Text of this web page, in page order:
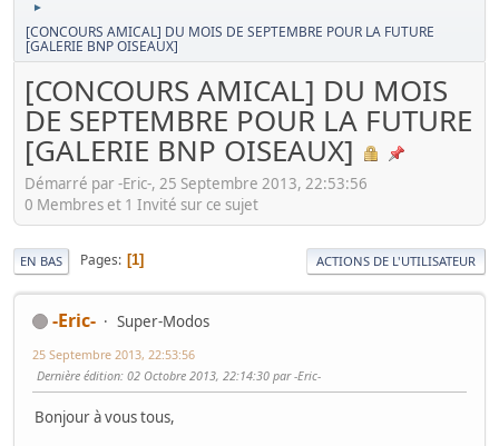
►
[CONCOURS AMICAL] DU MOIS DE SEPTEMBRE POUR LA FUTURE
[GALERIE BNP OISEAUX]
[CONCOURS AMICAL] DU MOIS
DE SEPTEMBRE POUR LA FUTURE
[GALERIE BNP OISEAUX]
Démarré par -Eric-, 25 Septembre 2013, 22:53:56
0 Membres et 1 Invité sur ce sujet
EN BAS Pages 1 ACTIONS DE L'UTILISATEUR
-Eric- Super-Modos
25 Septembre 2013, 22:53:56
Dernière édition: 02 Octobre 2013, 22:14:30 par -Eric-
Bonjour à vous tous,